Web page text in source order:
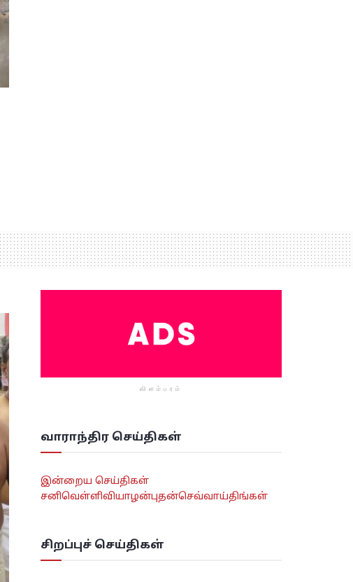
விளம்பரம்
வாராந்திர செய்திகள்
இன்றைய செய்திகள்
சனிவெள்ளிவியாழன்புதன்செவ்வாய்திங்கள்
சிறப்புச் செய்திகள்